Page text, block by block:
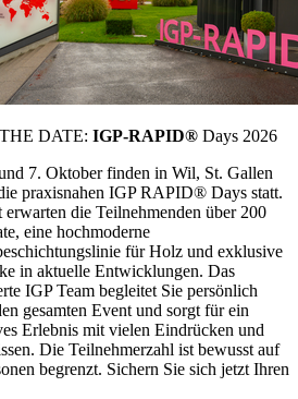
DATE: IGP-RAPID® Days 2026
7. Oktober finden in Wil, St. Gallen
praxisnahen IGP RAPID® Days statt.
erwarten die Teilnehmenden über 200
eine hochmoderne
für Holz und exklusive
in aktuelle Entwicklungen. Das
IGP Team begleitet Sie persönlich
gesamten Event und sorgt für ein
Erlebnis mit vielen Eindrücken und
Die Teilnehmerzahl ist bewusst auf
begrenzt. Sichern Sie sich jetzt Ihren